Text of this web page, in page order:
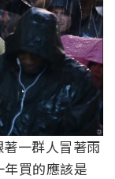
一群人冒著雨
買的應該是